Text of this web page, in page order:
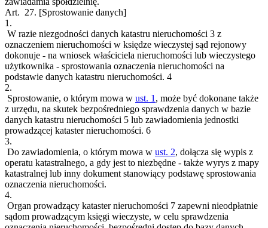
Art. 27. [Sprostowanie danych]
1.
W razie niezgodności danych katastru nieruchomości 3 z
oznaczeniem nieruchomości w księdze wieczystej sąd rejonowy
dokonuje - na wniosek właściciela nieruchomości lub wieczystego
użytkownika - sprostowania oznaczenia nieruchomości na
podstawie danych katastru nieruchomości. 4
2.
Sprostowanie, o którym mowa w ust. 1 , może być dokonane także
z urzędu, na skutek bezpośredniego sprawdzenia danych w bazie
danych katastru nieruchomości 5 lub zawiadomienia jednostki
prowadzącej kataster nieruchomości. 6
3.
Do zawiadomienia, o którym mowa w ust. 2, dołącza się wypis z
operatu katastralnego, a gdy jest to niezbędne - także wyrys z mapy
katastralnej lub inny dokument stanowiący podstawę sprostowania
oznaczenia nieruchomości.
4.
Organ prowadzący kataster nieruchomości 7 zapewni nieodpłatnie
sądom prowadzącym księgi wieczyste, w celu sprawdzenia